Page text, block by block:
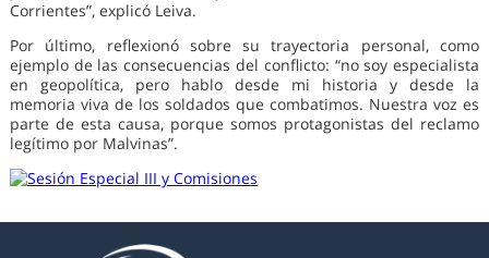
Corrientes”, explicó Leiva.
Por último, reflexionó sobre su trayectoria personal, como
ejemplo de las consecuencias del conflicto: “no soy especialista
en geopolítica, pero hablo desde mi historia y desde la
memoria viva de los soldados que combatimos. Nuestra voz es
parte de esta causa, porque somos protagonistas del reclamo
legítimo por Malvinas”.